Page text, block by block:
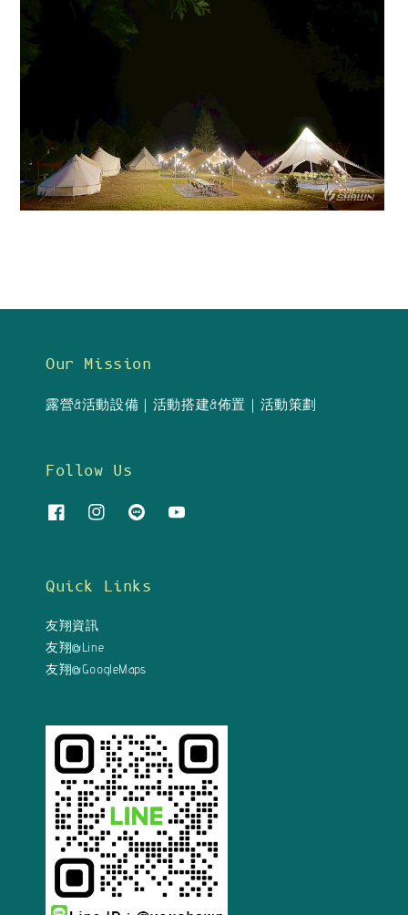
Our Mission
露營&活動設備｜活動搭建&佈置｜活動策劃
Follow Us
Quick Links
友翔資訊
友翔@Line
友翔@GoogleMaps